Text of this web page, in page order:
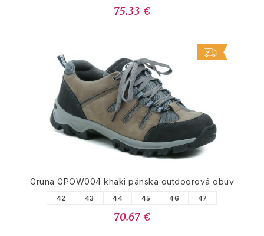
75.33 €
Gruna GPOW004 khaki pánska outdoorová obuv
42 43 44 45 46 47
70.67 €